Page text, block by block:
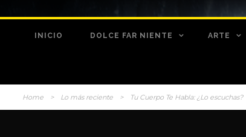
INICIO DOLCE FAR NIENTE ARTE
Home > Lo más reciente > Tu Cuerpo Te Habla: ¿Lo escuchas?